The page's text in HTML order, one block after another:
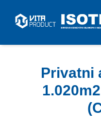
Privatni